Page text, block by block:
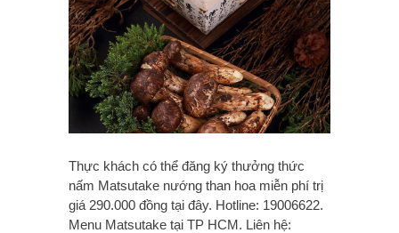
Thực khách có thể đăng ký thưởng thức
nấm Matsutake nướng than hoa miễn phí trị
giá 290.000 đồng tại đây. Hotline: 19006622.
Menu Matsutake tại TP HCM. Liên hệ: